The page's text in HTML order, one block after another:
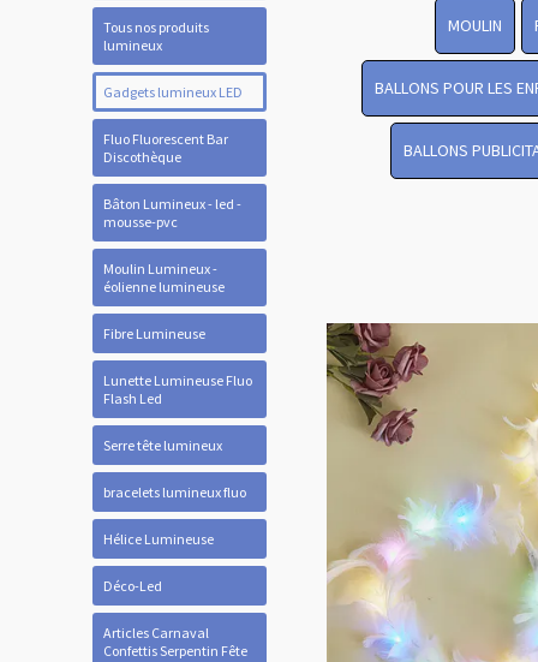
Tous nos produits
lumineux
Gadgets lumineux LED
Fluo Fluorescent Bar
Discothèque
Bâton Lumineux - led -
mousse-pvc
Moulin Lumineux -
éolienne lumineuse
Fibre Lumineuse
Lunette Lumineuse Fluo
Flash Led
Serre tête lumineux
bracelets lumineux fluo
Hélice Lumineuse
Déco-Led
Articles Carnaval
Confettis Serpentin Fête
MOULIN
BALLONS POUR LES
BALLONS